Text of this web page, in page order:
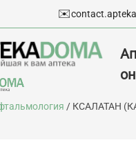
✉️
/ КСАЛАТАН